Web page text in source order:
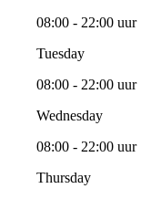
08:00 - 22:00 uur
Tuesday
08:00 - 22:00 uur
Wednesday
08:00 - 22:00 uur
Thursday